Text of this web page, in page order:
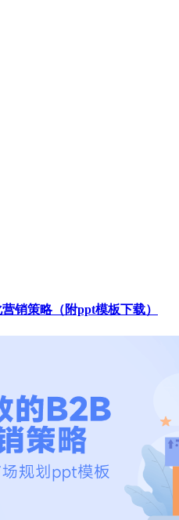
销策略（附ppt模板下载）